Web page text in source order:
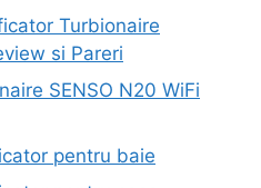
Turbionaire
si Pareri
SENSO N20 WiFi
pentru baie